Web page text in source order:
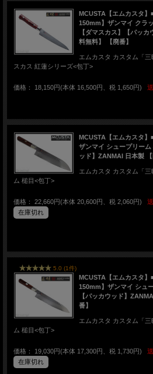
MCUSTA【エムカスタ
150mm】ザンマイ クラ
【ダマスカス】【パッ
料無料】 【廃番】
エムカスタ カスタム「
スカス 紅蓮シリーズ<包丁>
価格： 18,150円(本体 16,500円、税 1,650円)
MCUSTA【エムカスタ
ザンマイ シュープリー
ッド】ZANMAI 日本製
エムカスタ カスタム「
ム 槌目<包丁>
価格： 22,660円(本体 20,600円、税 2,060円)
在庫切れ
5.0 (1件)
MCUSTA【エムカスタ
150mm】ザンマイ シュ
【パッカウッド】
番】
エムカスタ カスタム「
ム 槌目<包丁>
価格： 19,030円(本体 17,300円、税 1,730円)
在庫切れ